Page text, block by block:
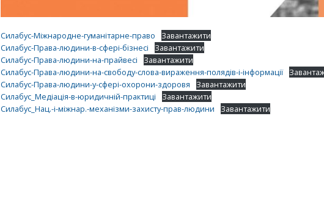
Силабус-Міжнародне-гуманітарне-право
Завантажити
Силабус-Права-людини-в-сфері-бізнесі
Завантажити
Силабус-Права-людини-на-прайвесі
Завантажити
Силабус-Права-людини-на-свободу-слова-вираження-полядів-і-інформації
Силабус-Права-людини-у-сфері-охорони-здоровя
Завантажити
Силабус_Медіація-в-юридичній-практиці
Завантажити
Силабус_Нац.-і-міжнар.-механізми-захисту-прав-людини
Завантажити